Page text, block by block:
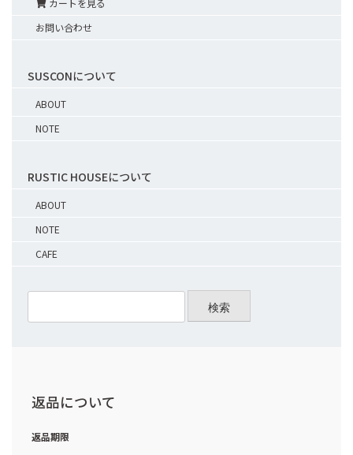
カートを見る
お問い合わせ
SUSCONについて
ABOUT
NOTE
RUSTIC HOUSEについて
ABOUT
NOTE
CAFE
検索
返品について
返品期限